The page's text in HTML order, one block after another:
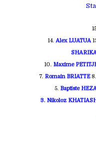
14. Alex LUATUA
10. Maxime
7. Romain BRIATTE 8.
5. Baptiste
3. Nikoloz